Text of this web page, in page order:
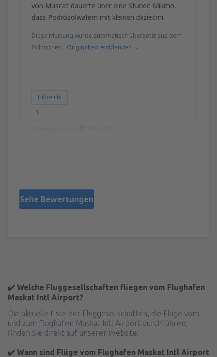
von Muscat dauerte über eine Stunde Mikmo,
dass Podróżolwałem mit kleinen dxziećmi
Diese Meinung wurde automatisch übersetzt aus dem
Polnischen. Originaltext einblenden
Hilfreich!
1
Sehe Bewertungen
✔️ Welche Fluggesellschaften fliegen vom Flughafen
Maskat Intl Airport?
Die aktuelle Liste der Fluggesellschaften, die Flüge vom
und zum Flughafen Maskat Intl Airport durchführen,
finden Sie direkt auf unserer Website.
✔️ Wann sind Flüge vom Flughafen Maskat Intl Airport